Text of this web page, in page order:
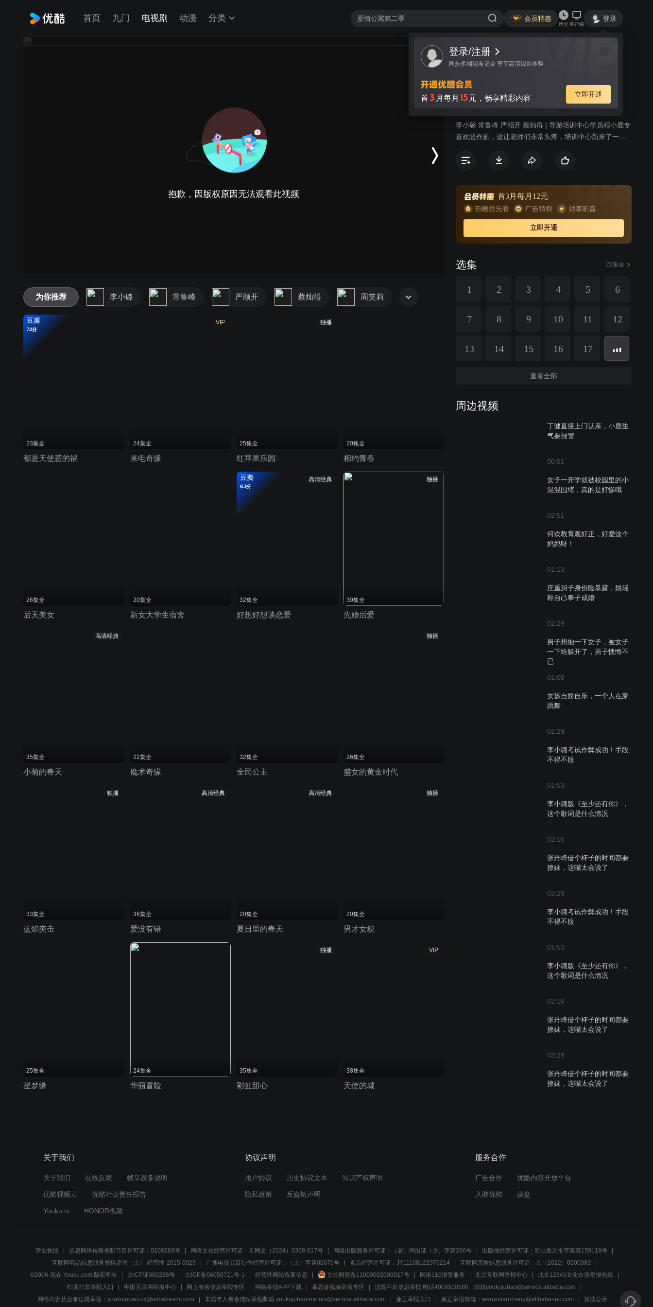
首页 九门 电视剧 动漫 分类 会员特惠
历史 客户端
登录
登录/注册
同步多端观看记录 尊享高清观影体验
首3 月每月 15元，畅享精彩内容 立即开通
抱歉，因版权原因无法观看此视频
视频 讨论
我的淘气天使
中国/2003/甜美导游小鹿撞上爱情
李小璐 常鲁峰 严顺开 蔡灿得 | 导游培训中心学员程小鹿专
喜欢恶作剧，这让老师们非常头疼，培训中心新来了一位
作对，让小鹿恨的牙痒。培训结束后小鹿应聘进了旅行
多笑话，惹了不少麻烦，还总在最关键的时候心狂跳、莫
名其妙晕倒。她对自己渐渐失去了信心，觉得度日如年，
而她也在这样的日子中慢慢改变。小鹿对丁健暗生情愫，
而丁健也渐渐为小鹿的单纯打动。丁健爱上了小鹿，然而
他却意外了解到，小鹿年幼时曾做过心脏移植手术，她短
首3月每月12元
立即开通
选集 22集全
1 2 3 4 5 6
7 8 9 10 11 12
13 14 15 16 17
查看全部
周边视频
丁健直接上门认亲，小鹿生
气要报警
00:51
女子一开学就被校园里的小
混混围堵，真的是好惨哦
02:51
何欢教育观好正，好爱这个
妈妈呀！
01:13
庄重厨子身份险暴露，姚瑶
称自己奉子成婚
02:29
男子想抱一下女子，被女子
一下给躲开了，男子懊悔不
已
01:08
女孩自娱自乐，一个人在家
跳舞
01:29
李小璐考试作弊成功！手段
不得不服
01:53
李小璐版《至少还有你》，
这个歌词是什么情况
02:16
张丹峰借个杯子的时间都要
撩妹，这嘴太会说了
03:29
李小璐考试作弊成功！手段
不得不服
01:53
李小璐版《至少还有你》，
这个歌词是什么情况
02:16
张丹峰借个杯子的时间都要
撩妹，这嘴太会说了
03:29
张丹峰借个杯子的时间都要
撩妹，这嘴太会说了
李小璐上学时就称老师“野兽
撼！
02:01
小夫妻刚结婚，女友太主
动，男子：别闹，等我上去
为你推荐 李小璐 常鲁峰 严顺开 蔡灿得 周笑莉
豆瓣
7.2分
23集全
都是天使惹的祸
VIP
24集全
来电奇缘
独播
25集全
红苹果乐园
20集全
相约青春
26集全
后天美女
20集全
新女大学生宿舍
高清经典
豆瓣
8.3分
32集全
好想好想谈恋爱
独播
30集全
先婚后爱
高清经典
35集全
小菊的春天
22集全
魔术奇缘
32集全
全民公主
独播
26集全
盛女的黄金时代
独播
33集全
蓝焰突击
高清经典
36集全
爱没有错
高清经典
20集全
夏日里的春天
独播
20集全
男才女貌
25集全
星梦缘
24集全
华丽冒险
独播
35集全
彩虹甜心
VIP
38集全
天使的城
关于我们
关于我们 在线反馈 帧享设备说明
优酷视频云 优酷社会责任报告
Youku.tv HONOR视频
协议声明
用户协议 历史协议文本 知识产权声明
隐私政策 反盗链声明
服务合作
广告合作 优酷内容开放平台
入驻优酷 娱盘
营业执照 信息网络传播视听节目许可证：0108283号 网络文化经营许可证：京网文（2024）0368-017号 网络出版服务许可证：（署）网出证（京）字第266号
出版物经营许可证：新出发京批字第直150118号
互联网药品信息服务资格证书（京）-经营性-2015-0029
广播电视节目制作经营许可证：（京）字第00670号 食品经营许可证：JY11108122976214
互联网宗教信息服务许可证：京（2022）0000083
©2006-现在 Youku.com 版权所有
京ICP证060288号 京ICP备06050721号-1 经营性网站备案信息 京公网安备11000002000017号 网络110报警服务 北京互联网举报中心
北京12345文化市场举报热线
扫黄打非举报入口
中国互联网举报中心 网上有害信息举报专区 网络举报APP下载 暴恐音视频举报专区
违规不良信息举报:电话4008100580、邮箱youkujubao@service.alibaba.com
网络内容从业者违规举报：youkujubao-zx@alibaba-inc.com
未成年人有害信息举报邮箱:youkujubao-minors@service.alibaba.com 廉正举报入口 廉正举报邮箱：wenyulianzheng@alibaba-inc.com 算法公示